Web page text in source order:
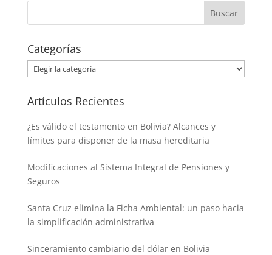
Categorías
Categorías
Artículos Recientes
¿Es válido el testamento en Bolivia? Alcances y
límites para disponer de la masa hereditaria
Modificaciones al Sistema Integral de Pensiones y
Seguros
Santa Cruz elimina la Ficha Ambiental: un paso hacia
la simplificación administrativa
Sinceramiento cambiario del dólar en Bolivia